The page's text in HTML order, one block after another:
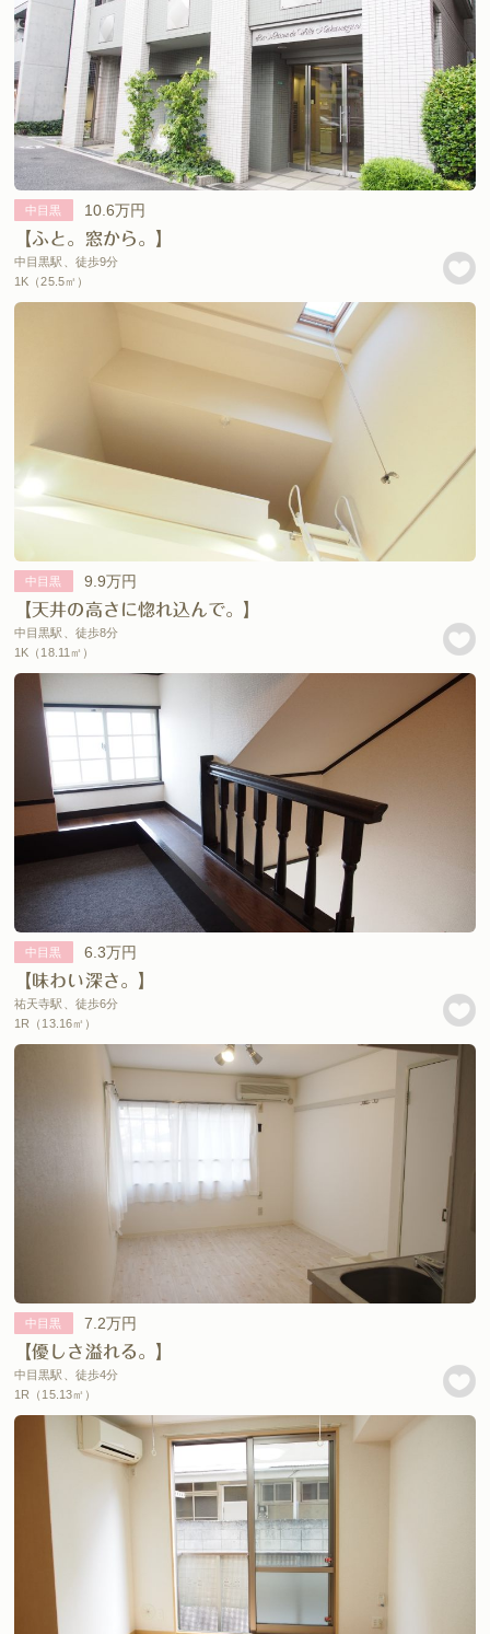
中目黒
10.6万円
【ふと。窓から。】
中目黒駅、徒歩9分
1K（25.5㎡）
中目黒
9.9万円
【天井の高さに惚れ込んで。】
中目黒駅、徒歩8分
1K（18.11㎡）
中目黒
6.3万円
【味わい深さ。】
祐天寺駅、徒歩6分
1R（13.16㎡）
中目黒
7.2万円
【優しさ溢れる。】
中目黒駅、徒歩4分
1R（15.13㎡）